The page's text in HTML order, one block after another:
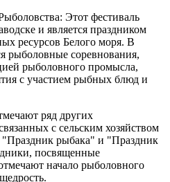
Этот фестиваль
и является праздником
ресурсов Белого моря. В
рыболовные соревнования,
рыболовного промысла,
с участием рыбных блюд и
ряд других
с сельским хозяйством
рыбака" и "Праздник
посвященные
начало рыболовного